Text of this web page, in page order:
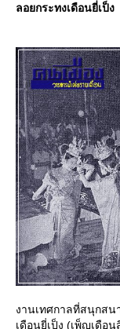
ลอยกระทงเดือนยี่เป็ง
งานเทศกาลที่สนุกสน
เดือนยี่เป็ง (เพ็ญเดือ